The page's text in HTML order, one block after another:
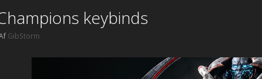
k keybinds
GibStorm